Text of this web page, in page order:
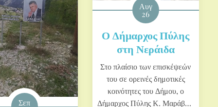
Σεπ
Αυγ
26
Ο Δήμαρχος Πύλης
στη Νεράιδα
Στο πλαίσιο των επισκέψεών
του σε ορεινές δημοτικές
κοινότητες του Δήμου, ο
Δήμαρχος Πύλης Κ. Μαράβας,